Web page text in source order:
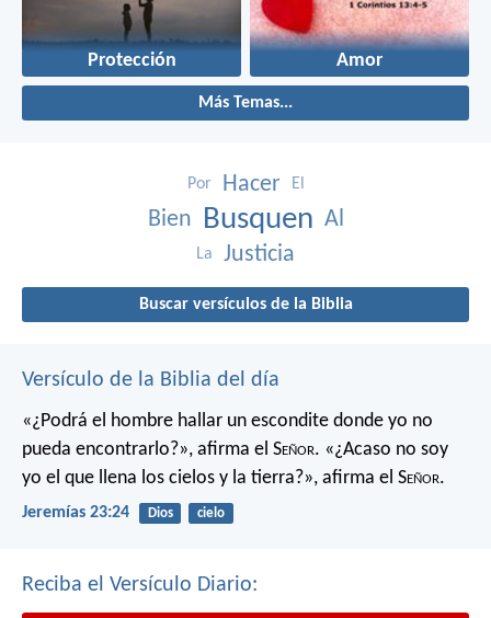
Protección Amor
Más Temas...
Por Hacer El
Bien Busquen Al
La Justicia
Buscar versículos de la Biblia
Versículo de la Biblia del día
«¿Podrá el hombre hallar un escondite donde yo no
pueda encontrarlo?», afirma el Señor. «¿Acaso no soy
yo el que llena los cielos y la tierra?», afirma el Señor.
Jeremías 23:24 Dios cielo
Reciba el Versículo Diario: